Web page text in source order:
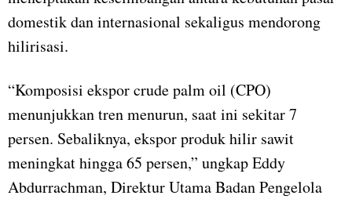
domestik dan internasional sekaligus mendorong
hilirisasi.
“Komposisi ekspor crude palm oil (CPO)
menunjukkan tren menurun, saat ini sekitar 7
persen. Sebaliknya, ekspor produk hilir sawit
meningkat hingga 65 persen,” ungkap Eddy
Abdurrachman, Direktur Utama Badan Pengelola